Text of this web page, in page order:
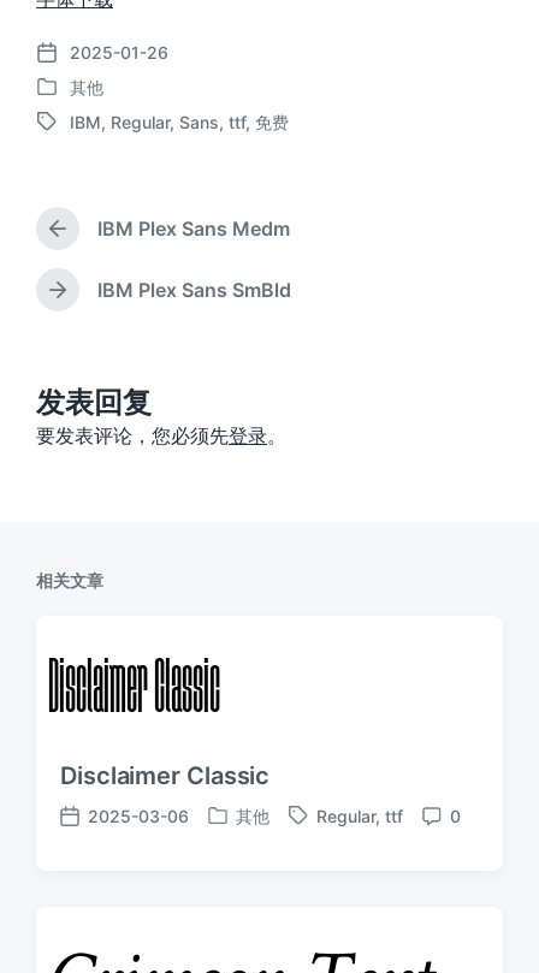
发
布
日
2025-01-26
发
布
其他
标
IBM, Regular, Sans, ttf, 免费
上
篇
文
章
IBM Plex Sans Medm
下
：
IBM Plex Sans SmBld
发表回复
要发表评论，您必须先登录。
相关文章
Disclaimer Classic
发
2025-03-06
发
其他
标
Regular, ttf
评
0